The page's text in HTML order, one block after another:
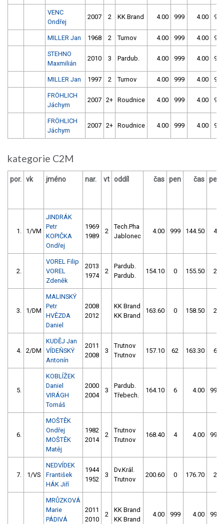
VENC
Ondřej
2007 2 KK Brand 4.00 999 4.00 999
MILLER Jan 1968 2 Turnov 4.00 999 4.00 999
STEHNO
Maxmilián
2010 3 Pardub. 4.00 999 4.00 999
MILLER Jan 1997 2 Turnov 4.00 999 4.00 999
FRÖHLICH
Jáchym
2007 2+ Roudnice 4.00 999 4.00 999
FRÖHLICH
Jáchym
2007 2+ Roudnice 4.00 999 4.00 999
kategorie C2M
por. vk jméno nar. vt oddíl čas pen čas pen
1. 1/VM
JINDRÁK
Petr
KOPIČKA
Ondřej
1969
1989
2
Tech.Pha
Jablonec
4.00 999 144.50 4
2.
VOREL Filip
VOREL
Zdeněk
2013
1974
2
Pardub.
Pardub.
154.10 0 155.50 2
3. 1/DM
MALINSKÝ
Petr
HVĚZDA
Daniel
2008
2012
KK Brand
KK Brand
163.60 0 158.50 2
4. 2/DM
KUDĚJ Jan
VÍDEŇSKÝ
Antonín
2011
2008
3
Trutnov
Trutnov
157.10 62 163.30 6
5.
KOBLÍŽEK
Daniel
VIRÁGH
Tomáš
2000
2004
3
Pardub.
Třebech.
164.10 6 4.00 999
6.
MOŠTĚK
Ondřej
MOŠTĚK
Matěj
1982
2014
2
Trutnov
Trutnov
168.40 4 4.00 999
7. 1/VS
NEDVÍDEK
František
HÁK Jiří
1944
1952
3
Dv.Král.
Trutnov
200.60 0 176.70 2
MRŮZKOVÁ
Marie
PÁDIVÁ
2011
2010
2
KK Brand
KK Brand
4.00 999 4.00 999